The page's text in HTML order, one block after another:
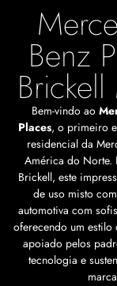
Benz
Bem-vindo ao
Places, o primeiro
residencial da
América do Norte.
Brickell, este
de uso misto
automotiva com
oferecendo um
apoiado pelos
tecnologia e